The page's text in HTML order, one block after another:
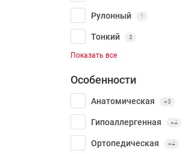
Рулонный 1
Тонкий 3
Показать все
Особенности
Анатомическая +3
Гипоаллергенная +4
Ортопедическая +4